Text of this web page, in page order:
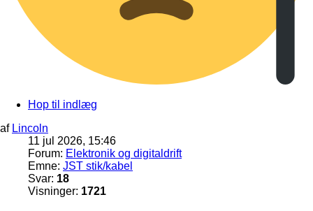
Hop til indlæg
af Lincoln
11 jul 2026, 15:46
Forum: Elektronik og digitaldrift
Emne: JST stik/kabel
Svar: 18
Visninger: 1721